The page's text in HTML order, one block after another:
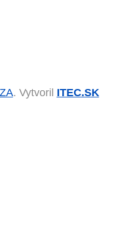
. Vytvoril ITEC.SK